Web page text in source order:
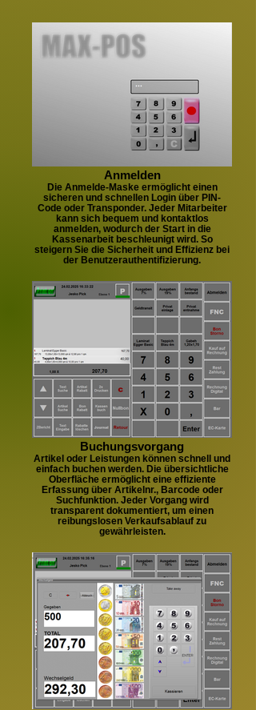
Anmelden
Die Anmelde-Maske ermöglicht einen
sicheren und schnellen Login über PIN-
Code oder Transponder. Jeder Mitarbeiter
kann sich bequem und kontaktlos
anmelden, wodurch der Start in die
Kassenarbeit beschleunigt wird. So
steigern Sie die Sicherheit und Effizienz bei
der Benutzerauthentifizierung.
Buchungsvorgang
Artikel oder Leistungen können schnell und
einfach buchen werden. Die übersichtliche
Oberfläche ermöglicht eine effiziente
Erfassung über Artikelnr., Barcode oder
Suchfunktion. Jeder Vorgang wird
transparent dokumentiert, um einen
reibungslosen Verkaufsablauf zu
gewährleisten.